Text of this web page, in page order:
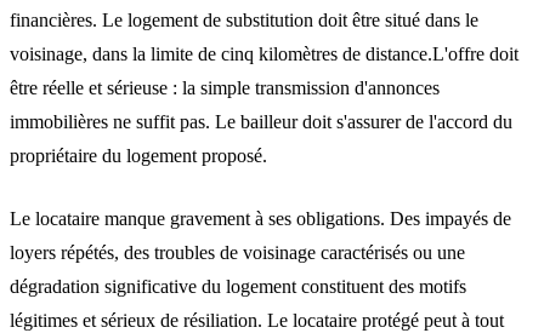
financières. Le logement de substitution doit être situé dans le
voisinage, dans la limite de cinq kilomètres de distance.L'offre doit
être réelle et sérieuse : la simple transmission d'annonces
immobilières ne suffit pas. Le bailleur doit s'assurer de l'accord du
propriétaire du logement proposé.
Le locataire manque gravement à ses obligations. Des impayés de
loyers répétés, des troubles de voisinage caractérisés ou une
dégradation significative du logement constituent des motifs
légitimes et sérieux de résiliation. Le locataire protégé peut à tout